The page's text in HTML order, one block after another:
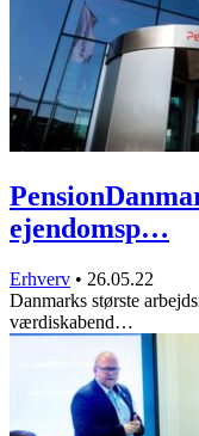
ejendomsp…
Erhverv • 26.05.22
Danmarks største
værdiskabend…